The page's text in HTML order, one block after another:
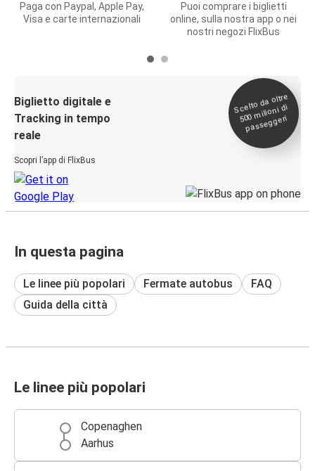
Paga con Paypal, Apple Pay,
Visa e carte internazionali
Puoi comprare i biglietti
online, sulla nostra app o nei
nostri negozi FlixBus
Biglietto digitale e
Tracking in tempo
reale
Scopri l’app di FlixBus
Scelto da oltre
500
milioni di
passeggeri
In questa pagina
Le linee più popolari Fermate autobus
FAQ
Guida della città
Le linee più popolari
Copenaghen
Aarhus